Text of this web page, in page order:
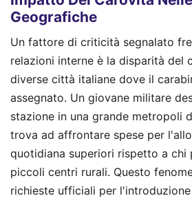
Geografiche
Un fattore di criticità segnalato
relazioni interne è la disparità del
diverse città italiane dove il
assegnato. Un giovane militare
stazione in una grande metropoli
trova ad affrontare spese per
quotidiana superiori rispetto a chi
piccoli centri rurali. Questo
richieste ufficiali per